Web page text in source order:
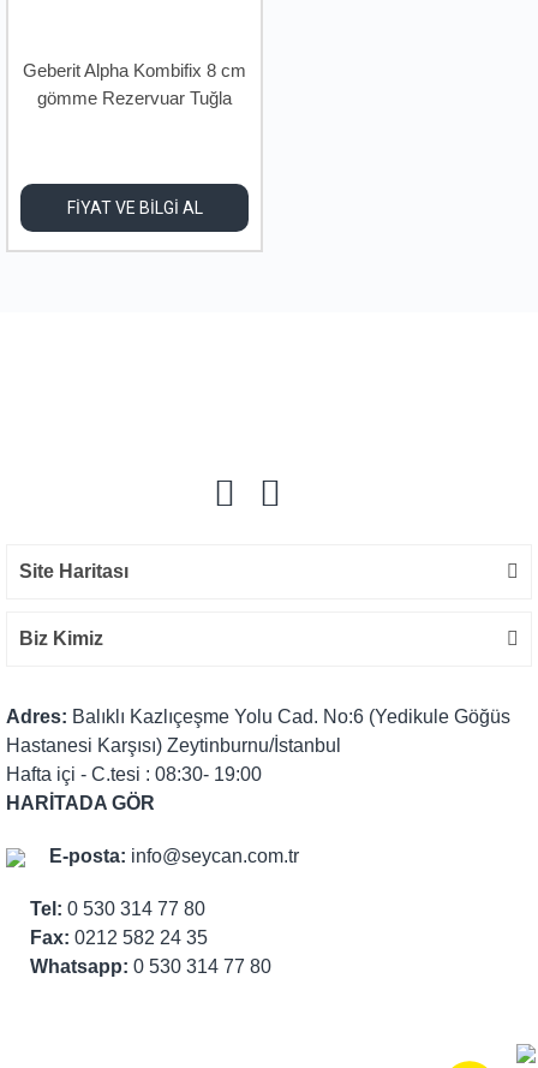
Geberit Alpha Kombifix 8 cm
gömme Rezervuar Tuğla
FİYAT VE BİLGİ AL
Site Haritası
Biz Kimiz
Adres: Balıklı Kazlıçeşme Yolu Cad. No:6 (Yedikule Göğüs
Hastanesi Karşısı) Zeytinburnu/İstanbul
Hafta içi - C.tesi : 08:30- 19:00
HARİTADA GÖR
E-posta: info@seycan.com.tr
Tel: 0 530 314 77 80
Fax: 0212 582 24 35
Whatsapp: 0 530 314 77 80